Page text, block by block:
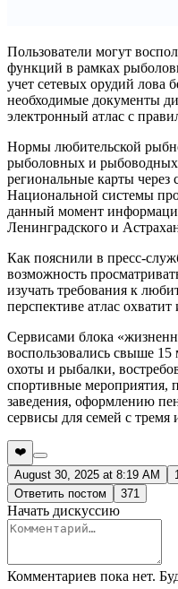
Пользователи могут
функций в рамках
учет сетевых орудий лова
необходимые документы
электронный атлас с
Нормы любительской
рыболовных и рыбоводных
региональные карты через
Национальной системы
данный момент
Ленинградского и
Как пояснили в пресс-
возможность
изучать требования к
перспективе атлас
Сервисами блока
воспользовались свыше
охоты и рыбалки,
спортивные мероприятия,
заведения, оформлению
сервисы для семей с тремя
❤️
August 30, 2025 at 8:19 AM
Ответить постом
371
Начать дискуссию
Комментариев пока нет.